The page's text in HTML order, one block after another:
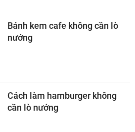
Bánh kem cafe không cần lò
nướng
Cách làm hamburger không
cần lò nướng